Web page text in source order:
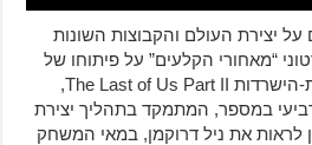
יצירת העולם והקבוצות השונות
“מאחורי הקלעים” על פיתוחו של
משחק הפעולה-הרפתקאות-הישרדות The Last of Us Part II,
במספר, המתמקד בתהליך יצירת
לראות את ניל דרוקמן, במאי המשחק